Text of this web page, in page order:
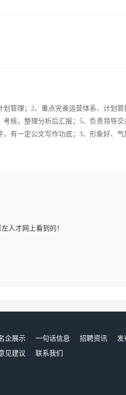
管理；2、重点完善运营体系、计划
核，整理分析后汇报；5、负责领导
有一定公文写作功底；3、形象好、
人才网上看到的！
企展示 一句话信息 招聘资讯 发
见建议 联系我们